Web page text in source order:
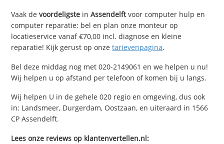
Vaak devoordeligste inAssendelftvoor computer hulp en
computer reparatie: bel en plan onze monteur op
locatieservice vanaf €70,00 incl. diagnose en kleine
reparatie! Kijk gerust op onzetarievenpagina.
Bel deze middag nog met 020-2149061 en we helpen u nu!
Wij helpen u op afstand per telefoon of komen bij u langs.
Wij helpen U in de gehele 020 regio en omgeving, dus ook
in: Landsmeer, Durgerdam, Oostzaan, en uiteraard in 1566
CP Assendelft.
Lees onze reviews op klantenvertellen.nl: